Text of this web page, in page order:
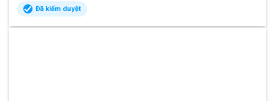
Đã kiểm duyệt